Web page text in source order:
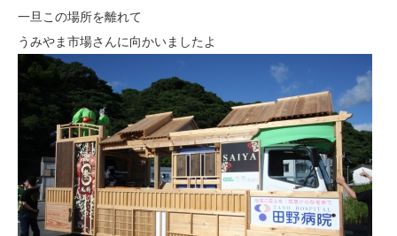
一旦この場所を離れて
うみやま市場さんに向かいましたよ